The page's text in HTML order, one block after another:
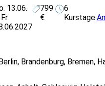
13.06.
799
€
6
Kurstage
, Brandenburg, Bremen,